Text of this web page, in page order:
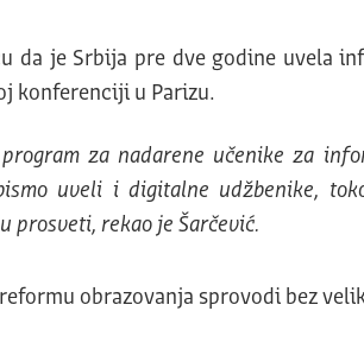
da je Srbija pre dve godine uvela
konferenciji u Parizu.
za nadarene učenike za
uveli i digitalne udžbenike,
prosveti, rekao je Šarčević.
obrazovanja sprovodi bez